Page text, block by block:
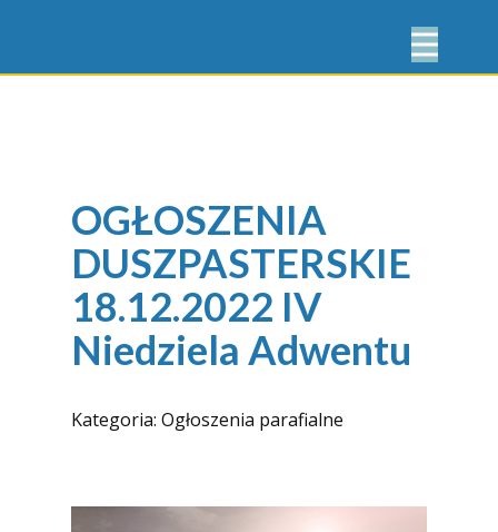
OGŁOSZENIA
DUSZPASTERSKIE
18.12.2022 IV
Niedziela Adwentu
Kategoria: Ogłoszenia parafialne